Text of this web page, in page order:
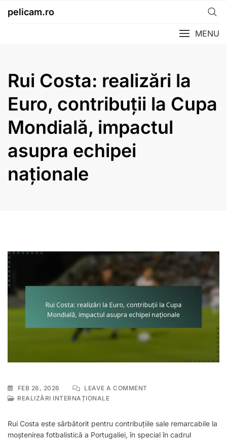
pelicam.ro
MENU
Rui Costa: realizări la
Euro, contribuții la Cupa
Mondială, impactul
asupra echipei
naționale
FEB 26, 2026 LEAVE A COMMENTON
LA
EURO,
REALIZĂRI INTERNAȚIONALE
Rui Costa este sărbătorit pentru contribuțiile sale remarcabile la
moștenirea fotbalistică a Portugaliei, în special în cadrul